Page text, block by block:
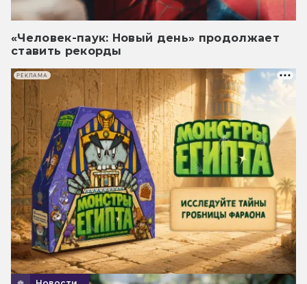
«Человек-паук: Новый день» продолжает
ставить рекорды
РЕКЛАМА